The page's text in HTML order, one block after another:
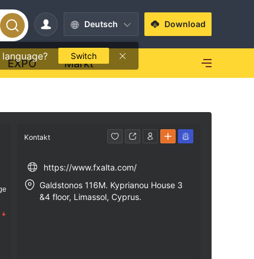
Deutsch
Switch
Download
EXPO Markt
Kontakt
https://www.fxalta.com/
Galdstonos 116M. Kyprianou House 3
&4 floor, Limassol, Cyprus.